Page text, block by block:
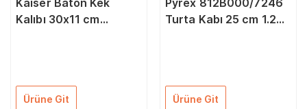
Kaiser Baton Kek
Kalıbı 30x11 cm
Ürüne Git
Pyrex 812B000/7246
Turta Kabı 25 cm 1.2
Ürüne Git